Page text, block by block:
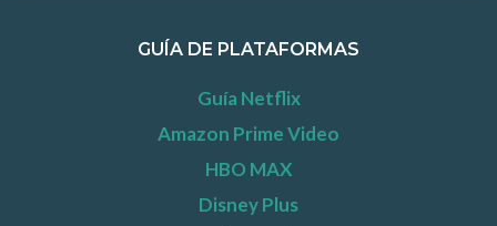
GUÍA DE PLATAFORMAS
Guía Netflix
Amazon Prime Video
HBO MAX
Disney Plus